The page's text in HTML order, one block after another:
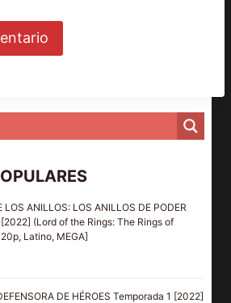
LOS ANILLOS: LOS ANILLOS DE PODER
(Lord of the Rings: The Rings of
Latino, MEGA]
DE HÉROES Temporada 1 [2022]